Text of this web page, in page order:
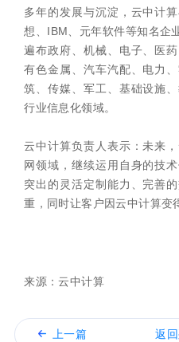
多年的发展与沉淀，云中计
想、IBM、元年软件等知名企
遍布政府、机械、电子、医
有色金属、汽车汽配、电力
筑、传媒、军工、基础设施
行业信息化领域。
云中计算负责人表示：未来
网领域，继续运用自身的技
突出的灵活定制能力、完善
重，同时让客户因云中计算变
来源：云中计算
上一篇 返